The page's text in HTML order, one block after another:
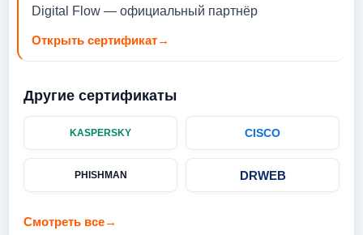
Digital Flow — официальный партнёр
Открыть сертификат→
Другие сертификаты
KASPERSKY CISCO
PHISHMAN DRWEB
Смотреть все→